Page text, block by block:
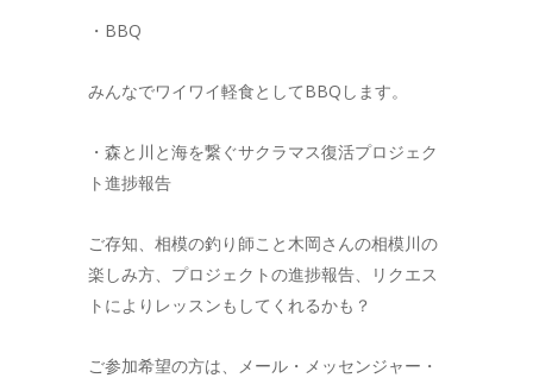
・BBQ
みんなでワイワイ軽食としてBBQします。
・森と川と海を繋ぐサクラマス復活プロジェク
ト進捗報告
ご存知、相模の釣り師こと木岡さんの相模川の
楽しみ方、プロジェクトの進捗報告、リクエス
トによりレッスンもしてくれるかも？
ご参加希望の方は、メール・メッセンジャー・